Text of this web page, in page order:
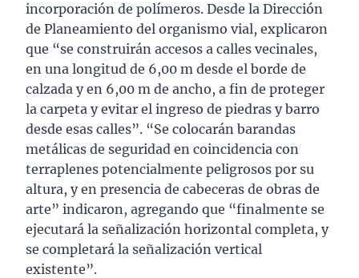
incorporación de polímeros. Desde la Dirección
de Planeamiento del organismo vial, explicaron
que “se construirán accesos a calles vecinales,
en una longitud de 6,00 m desde el borde de
calzada y en 6,00 m de ancho, a fin de proteger
la carpeta y evitar el ingreso de piedras y barro
desde esas calles”. “Se colocarán barandas
metálicas de seguridad en coincidencia con
terraplenes potencialmente peligrosos por su
altura, y en presencia de cabeceras de obras de
arte” indicaron, agregando que “finalmente se
ejecutará la señalización horizontal completa, y
se completará la señalización vertical
existente”.